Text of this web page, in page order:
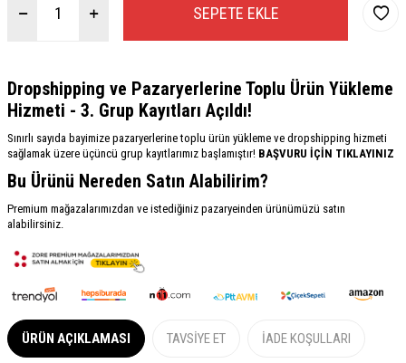
SEPETE EKLE
Dropshipping ve Pazaryerlerine Toplu Ürün Yükleme
Hizmeti - 3. Grup Kayıtları Açıldı!
Sınırlı sayıda bayimize pazaryerlerine toplu ürün yükleme ve dropshipping hizmeti
sağlamak üzere üçüncü grup kayıtlarımız başlamıştır! BAŞVURU İÇİN TIKLAYINIZ
Bu Ürünü Nereden Satın Alabilirim?
Premium mağazalarımızdan ve istediğiniz pazaryeinden ürünümüzü satın
alabilirsiniz.
ÜRÜN AÇIKLAMASI TAVSIYE ET İADE KOŞULLARI